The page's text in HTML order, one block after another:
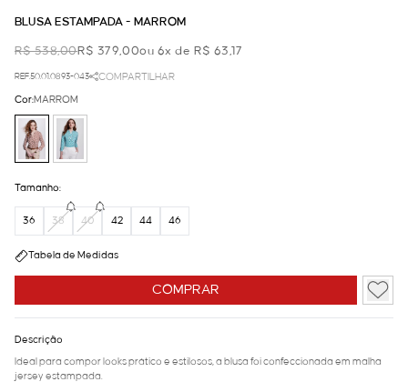
BLUSA ESTAMPADA - MARROM
R$ 538,00R$ 379,00ou 6x de R$ 63,17
REF.50.01.0893-043 COMPARTILHAR
COMPRAR
Cor:MARROM
Tamanho:
36 38 40 42 44 46
Tabela de Medidas
Descrição
Ideal para compor looks prático e estilosos, a blusa foi confeccionada em malha
jersey estampada.